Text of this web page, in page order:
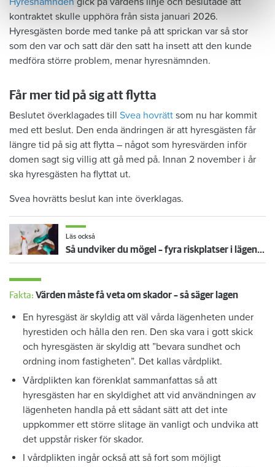
kontraktet skulle upphöra från sista januari 2026.
Hyresgästen borde med tanke på att sprickan var så stor
som den var och satt där den satt ha insett att den kunde
medföra större problem, menar hyresnämnden.
Får mer tid på sig att flytta
Beslutet överklagades till Svea hovrätt som nu har kommit
med ett beslut. Den enda ändringen är att hyresgästen får
längre tid på sig att flytta – något som hyresvärden inför
domen sagt sig villig att gå med på. Innan 2 november i år
ska hyresgästen ha flyttat ut.
Svea hovrätts beslut kan inte överklagas.
Läs också
Så undviker du mögel – fyra riskplatser i lägenheten: ”Måste städa bort”
Fakta: Värden måste få veta om skador – så säger lagen
En hyresgäst är skyldig att väl vårda lägenheten under
hyrestiden och hålla den ren. Den ska vara i gott skick
och hyresgästen är skyldig att ”bevara sundhet och
ordning inom fastigheten”. Det kallas vårdplikt.
Vårdplikten kan förenklat sammanfattas så att
hyresgästen har en skyldighet att vid användningen av
lägenheten handla på ett sådant sätt att det inte
uppkommer ett större slitage än vanligt och undvika att
det uppstår risker för skador.
I vårdplikten ingår också att så fort som möjligt